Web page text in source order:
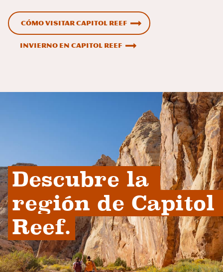
Cómo visitar Capitol Reef
Invierno en Capitol Reef
Descubre la
región de Capitol
Reef.